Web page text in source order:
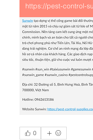
https://pest-control-
0